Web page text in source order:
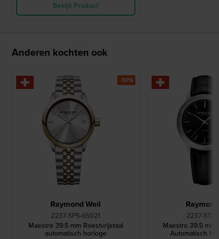
Bekijk Product
Anderen kochten ook
Raymond Weil
2237-SP5-65021
Maestro 39.5 mm Roestvrijstaal
automatisch horloge
-30%
2237-
Maestro 39.5 mm
Automatisch